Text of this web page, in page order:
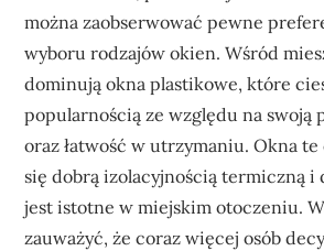
można zaobserwować pewne
wyboru rodzajów okien. Wśród
dominują okna plastikowe, które
popularnością ze względu na swoją
oraz łatwość w utrzymaniu. Okna
się dobrą izolacyjnością termiczną i
jest istotne w miejskim otoczeniu.
zauważyć, że coraz więcej osób